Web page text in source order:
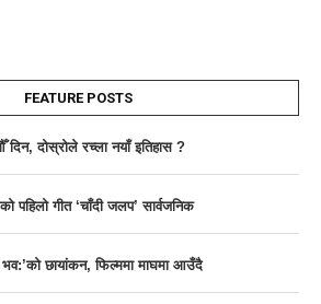
FEATURE POSTS
दिन, दोस्रोले रच्ला नयाँ इतिहास ?
पहिलो गीत ‘चाँदी जलप’ सार्वजनिक
भव:’को छायांकन, फिल्ममा माघमा आउँदै